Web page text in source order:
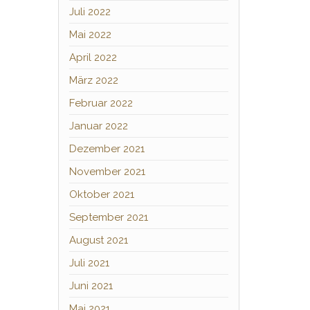
Juli 2022
Mai 2022
April 2022
März 2022
Februar 2022
Januar 2022
Dezember 2021
November 2021
Oktober 2021
September 2021
August 2021
Juli 2021
Juni 2021